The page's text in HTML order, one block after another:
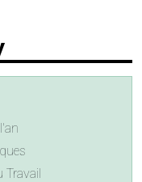
Travail